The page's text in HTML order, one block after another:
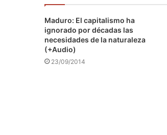
Maduro: El capitalismo ha
ignorado por décadas las
necesidades de la naturaleza
(+Audio)
23/09/2014